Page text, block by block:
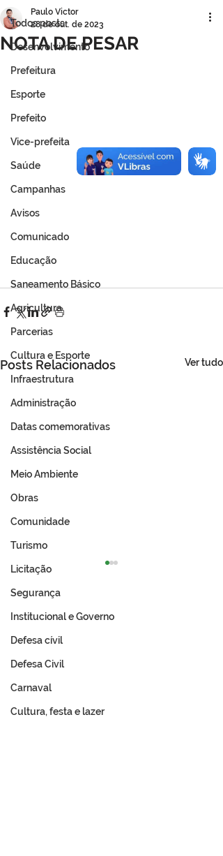
Todos posts
Desenvolvimento
Prefeitura
Esporte
Prefeito
Vice-prefeita
Saúde
Campanhas
Avisos
Comunicado
Educação
Saneamento Básico
Agricultura
Parcerias
Cultura e Esporte
Infraestrutura
Administração
Datas comemorativas
Assistência Social
Meio Ambiente
Obras
Comunidade
Turismo
Licitação
Segurança
Institucional e Governo
Defesa cívil
Defesa Civil
Carnaval
Cultura, festa e lazer
NOTA DE PESAR
Paulo Victor
28 de out. de 2023
Posts Relacionados Ver tudo
lança Concurso Rainha
do Rodeio